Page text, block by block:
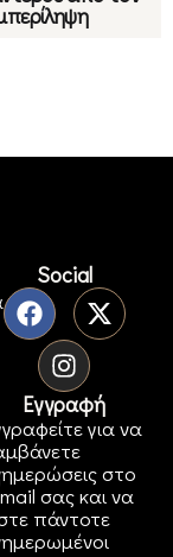
Social
Εγγραφή
για να
στο
σας και να
πάντοτε